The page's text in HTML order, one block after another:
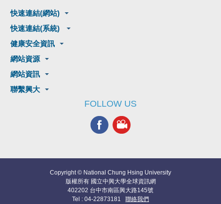
快速連結(網站)
快速連結(系統)
健康安全資訊
網站資源
網站資訊
聯繫興大
FOLLOW US
Copyright © National Chung Hsing University
版權所有 國立中興大學全球資訊網
402202 台中市南區興大路145號
Tel : 04-22873181 聯絡我們